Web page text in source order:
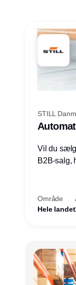
STILL
Vil du
B2B-salg,
nogle af
Område
Hele landet